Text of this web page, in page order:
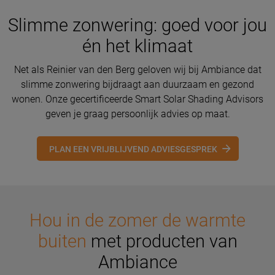
Slimme zonwering: goed voor jou
én het klimaat
Net als Reinier van den Berg geloven wij bij Ambiance dat
slimme zonwering bijdraagt aan duurzaam en gezond
wonen. Onze gecertificeerde Smart Solar Shading Advisors
geven je graag persoonlijk advies op maat.
PLAN EEN VRIJBLIJVEND ADVIESGESPREK
Hou in de zomer de warmte
buiten met producten van
Ambiance